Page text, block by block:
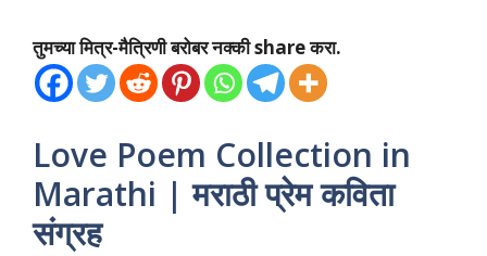
तुमच्या मित्र-मैत्रिणी बरोबर नक्की share करा.
Love Poem Collection in
Marathi | मराठी प्रेम कविता
संग्रह